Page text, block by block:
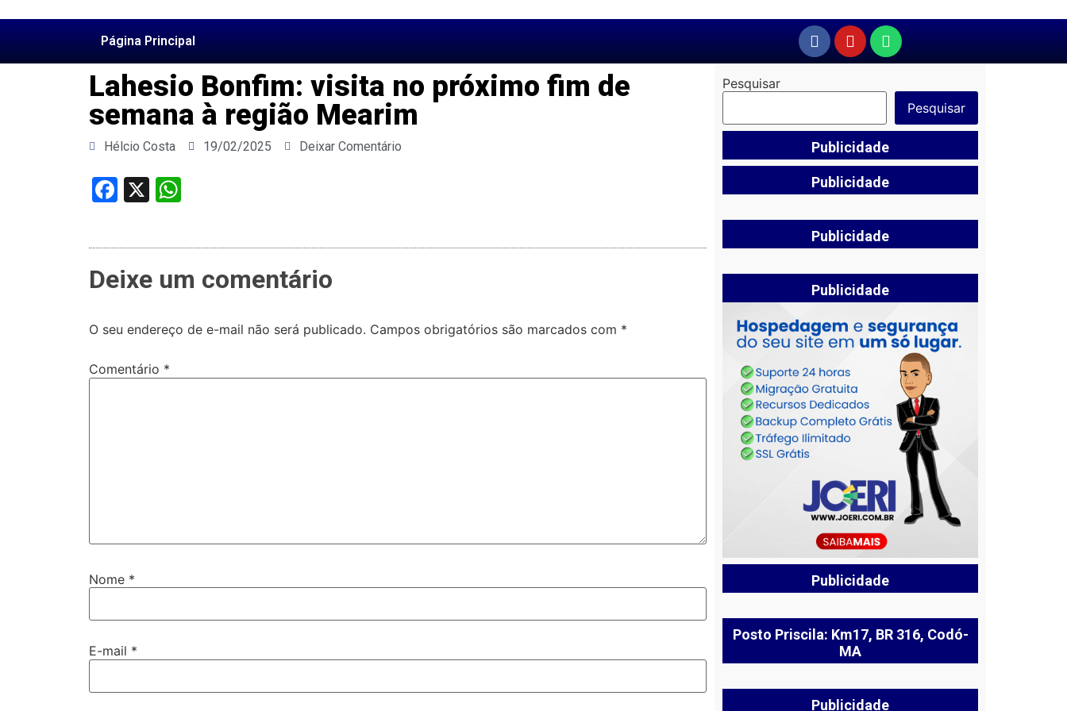
Página Principal
Lahesio Bonfim: visita no próximo fim de
semana à região Mearim
Hélcio Costa 19/02/2025 Deixar Comentário
Facebook
X
Deixe um comentário
O seu endereço de e-mail não será publicado. Campos obrigatórios são marcados com *
Comentário *
Nome *
E-mail *
Pesquisar
Pesquisar
Publicidade
Publicidade
Publicidade
Publicidade
Publicidade
Posto Priscila: Km17, BR 316, Codó-
MA
Publicidade